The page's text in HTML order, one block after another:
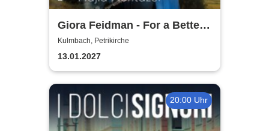
Giora Feidman - For a Better
World
Kulmbach, Petrikirche
13.01.2027
20:00 Uhr